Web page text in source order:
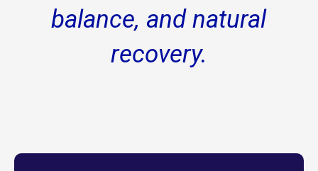
balance, and natural
recovery.